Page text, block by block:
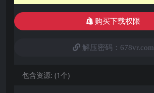
购买下载权限
解压密码：678vr.com
包含资源: (1个)